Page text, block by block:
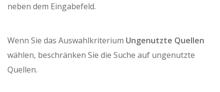
neben dem Eingabefeld.
Wenn Sie das Auswahlkriterium Ungenutzte Quellen
wählen, beschränken Sie die Suche auf ungenutzte
Quellen.